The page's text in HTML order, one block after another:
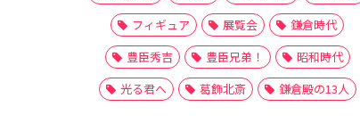
フィギュア
展覧会
鎌倉時代
豊臣秀吉
豊臣兄弟！
昭和時代
光る君へ
葛飾北斎 鎌倉殿の13人